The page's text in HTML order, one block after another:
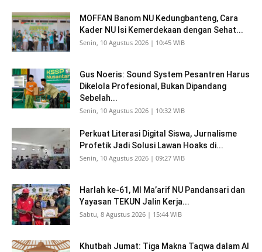
MOFFAN Banom NU Kedungbanteng, Cara
Kader NU Isi Kemerdekaan dengan Sehat...
Senin, 10 Agustus 2026 | 10:45 WIB
Gus Noeris: Sound System Pesantren Harus
Dikelola Profesional, Bukan Dipandang
Sebelah...
Senin, 10 Agustus 2026 | 10:32 WIB
Perkuat Literasi Digital Siswa, Jurnalisme
Profetik Jadi Solusi Lawan Hoaks di...
Senin, 10 Agustus 2026 | 09:27 WIB
Harlah ke-61, MI Ma’arif NU Pandansari dan
Yayasan TEKUN Jalin Kerja...
Sabtu, 8 Agustus 2026 | 15:44 WIB
Khutbah Jumat: Tiga Makna Taqwa dalam Al